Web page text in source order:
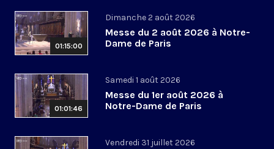
01:15:00
Dimanche 2 août 2026
Messe du 2 août 2026 à Notre-
Dame de Paris
01:01:46
Samedi 1 août 2026
Messe du 1er août 2026 à
Notre-Dame de Paris
Vendredi 31 juillet 2026